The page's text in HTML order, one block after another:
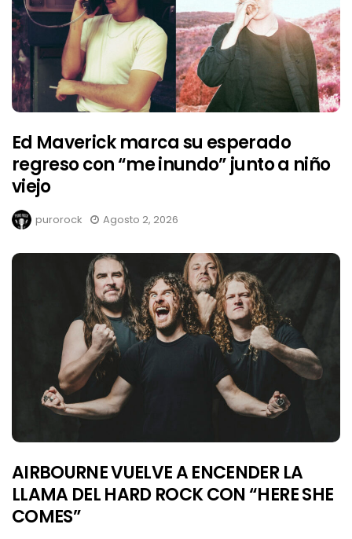
Ed Maverick marca su esperado
regreso con “me inundo” junto a niño
viejo
purorock Agosto 2, 2026
AIRBOURNE VUELVE A ENCENDER LA
LLAMA DEL HARD ROCK CON “HERE SHE
COMES”